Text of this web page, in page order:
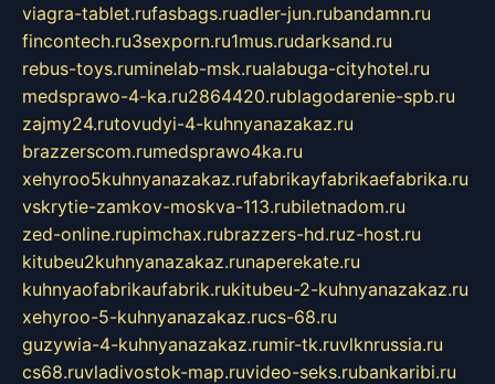
viagra-tablet.rufasbags.ruadler-jun.rubandamn.ru
fincontech.ru3sexporn.ru1mus.rudarksand.ru
rebus-toys.ruminelab-msk.rualabuga-cityhotel.ru
medsprawo-4-ka.ru2864420.rublagodarenie-spb.ru
zajmy24.rutovudyi-4-kuhnyanazakaz.ru
brazzerscom.rumedsprawo4ka.ru
xehyroo5kuhnyanazakaz.rufabrikayfabrikaefabrika.ru
vskrytie-zamkov-moskva-113.rubiletnadom.ru
zed-online.rupimchax.rubrazzers-hd.ruz-host.ru
kitubeu2kuhnyanazakaz.runaperekate.ru
kuhnyaofabrikaufabrik.rukitubeu-2-kuhnyanazakaz.ru
xehyroo-5-kuhnyanazakaz.rucs-68.ru
guzywia-4-kuhnyanazakaz.rumir-tk.ruvlknrussia.ru
cs68.ruvladivostok-map.ruvideo-seks.rubankaribi.ru